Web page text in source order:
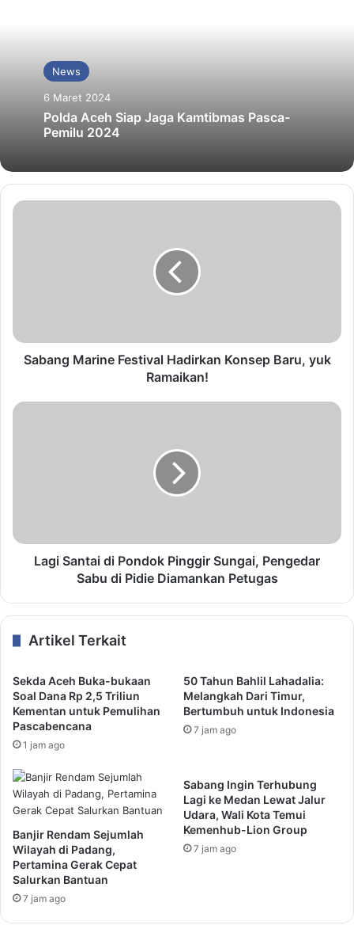
News
6 Maret 2024
Polda Aceh Siap Jaga Kamtibmas Pasca-
Pemilu 2024
Sabang Marine Festival Hadirkan Konsep Baru, yuk
Ramaikan!
Lagi Santai di Pondok Pinggir Sungai, Pengedar
Sabu di Pidie Diamankan Petugas
Artikel Terkait
Sekda Aceh Buka-bukaan
Soal Dana Rp 2,5 Triliun
Kementan untuk Pemulihan
Pascabencana
1 jam ago
50 Tahun Bahlil Lahadalia:
Melangkah Dari Timur,
Bertumbuh untuk Indonesia
7 jam ago
Banjir Rendam Sejumlah
Wilayah di Padang,
Pertamina Gerak Cepat
Salurkan Bantuan
7 jam ago
Sabang Ingin Terhubung
Lagi ke Medan Lewat Jalur
Udara, Wali Kota Temui
Kemenhub-Lion Group
7 jam ago